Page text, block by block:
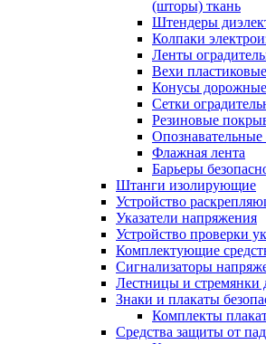
(шторы) ткань
Штендеры
Колпаки
Ленты
Вехи
Конусы
Сетки
Резиновые
Опознавательные
Флажная лента
Барьеры
Штанги изолирующие
Устройство
Указатели напряжения
Устройство проверки
Комплектующие
Сигнализаторы
Лестницы и стремянки
Знаки и плакаты
Комплекты
Средства защиты от